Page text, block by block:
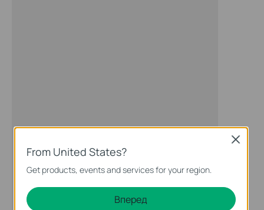
From United States?
Get products, events and services for your region.
Вперед
Close